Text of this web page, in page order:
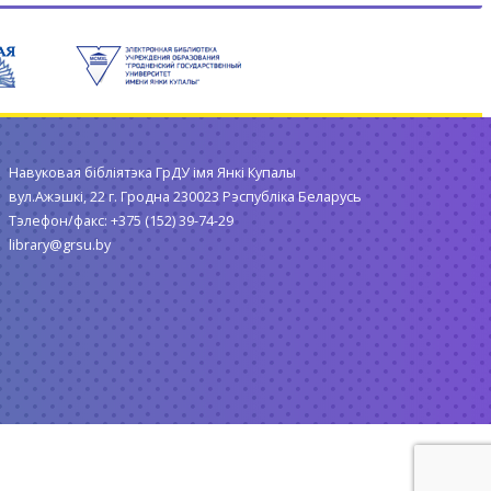
Навуковая бібліятэка ГрДУ імя Янкі Купалы
вул.Ажэшкі, 22 г. Гродна 230023 Рэспубліка Беларусь
Тэлефон/факс: +375 (152) 39-74-29
library@grsu.by